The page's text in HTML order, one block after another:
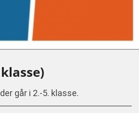
går i 2.-5. klasse.